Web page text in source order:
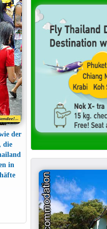
der
die
in